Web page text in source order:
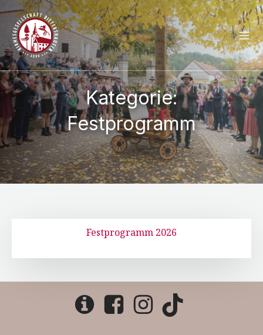
Kategorie:
Festprogramm
Festprogramm 2026